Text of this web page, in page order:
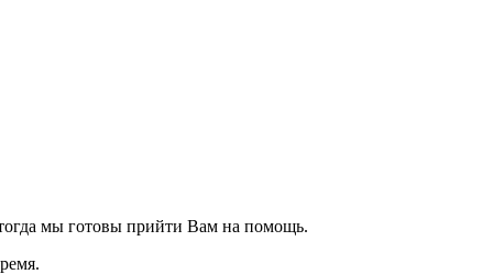
мы готовы прийти Вам на помощь.